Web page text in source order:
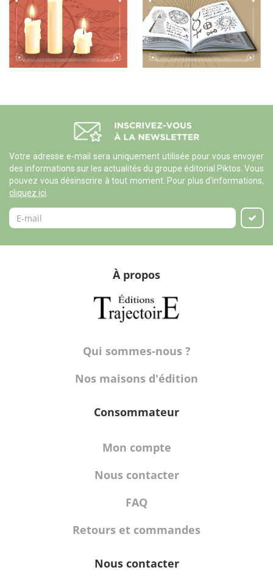
Votre adresse e-mail sera uniquement utilisée pour vous envoyer
des informations sur les actualités du groupe éditorial Piktos. Vous
pouvez vous désinscrire à tout moment. Pour plus d'informations,
cliquez ici.
À propos
Qui sommes-nous ?
Nos maisons d'édition
Consommateur
Mon compte
Nous contacter
FAQ
Retours et commandes
Nous contacter